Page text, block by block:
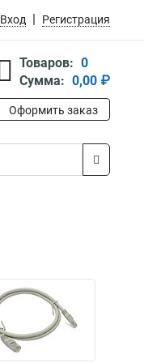
Вход Регистрация
Товаров: 0
Сумма: 0,00 ₽
Оформить заказ